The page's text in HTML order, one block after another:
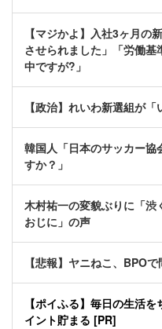
【マジかよ】入社3ヶ月の
させられました」「労働
中ですが?」
【政治】れいわ新選組が
韓国人「日本のサッカー
すか？」
木村祐一の変貌ぶりに「
おじに」の声
【悲報】ヤニねこ、BPO
【ポイふる】毎日の生活
イント貯まる [PR]